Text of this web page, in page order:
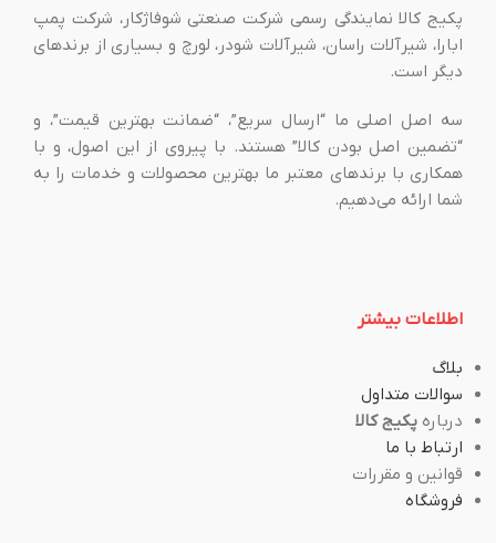
پکیج کالا نمایندگی رسمی شرکت صنعتی شوفاژکار، شرکت پمپ
ابارا، شیرآلات راسان، شیرآلات شودر، لورچ و بسیاری از برندهای
دیگر است.
سه اصل اصلی ما “ارسال سریع”، “ضمانت بهترین قیمت”، و
“تضمین اصل بودن کالا” هستند. با پیروی از این اصول، و با
همکاری با برندهای معتبر ما بهترین محصولات و خدمات را به
شما ارائه می‌دهیم.
اطلاعات بیشتر
بلاگ
سوالات متداول
درباره پکیج کالا
ارتباط با ما
قوانین و مقررات
فروشگاه